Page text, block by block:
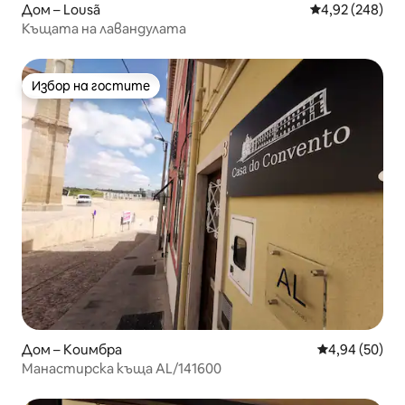
Дом – Lousã Средна
4,92 (248)
Къщата на лавандулата
Избор на гостите
Избор на гостите
Дом – Коимбра Средна
4,94 (50)
Манастирска къща AL/141600